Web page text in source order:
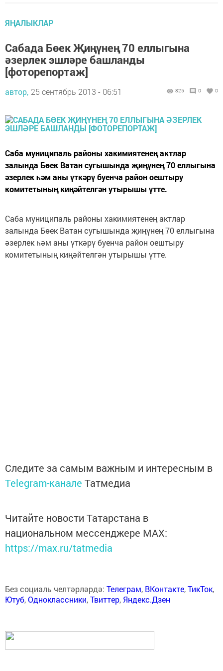
ЯҢАЛЫКЛАР
Сабада Бөек Җиңүнең 70 еллыгына
әзерлек эшләре башланды
[фоторепортаж]
автор, 25 сентябрь 2013 - 06:51 825 0 0
Саба муниципаль районы хакимиятенең актлар
залында Бөек Ватан сугышында җиңүнең 70 еллыгына
әзерлек һәм аны үткәрү буенча район оештыру
комитетының киңәйтелгән утырышы үтте.
Саба муниципаль районы хакимиятенең актлар
залында Бөек Ватан сугышында җиңүнең 70 еллыгына
әзерлек һәм аны үткәрү буенча район оештыру
комитетының киңәйтелгән утырышы үтте.
Следите за самым важным и интересным в
Telegram-канале Татмедиа
Читайте новости Татарстана в
национальном мессенджере MАХ:
https://max.ru/tatmedia
Без социаль челтәрләрдә: Телеграм, ВКонтакте,ТикТок,
Ютуб,Одноклассники,Твиттер, Яндекс.Дзен